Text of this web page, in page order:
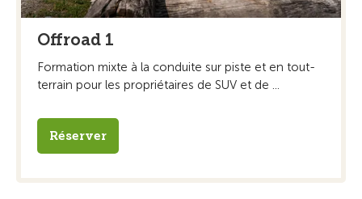
Offroad 1
Formation mixte à la conduite sur piste et en tout-
terrain pour les propriétaires de SUV et de ...
Réserver